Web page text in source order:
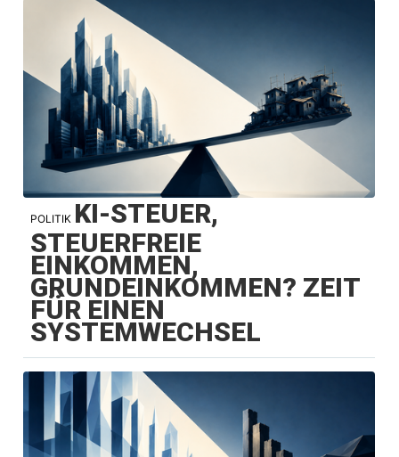
POLITIK KI-STEUER,
STEUERFREIE
EINKOMMEN,
GRUNDEINKOMMEN? ZEIT
FÜR EINEN
SYSTEMWECHSEL